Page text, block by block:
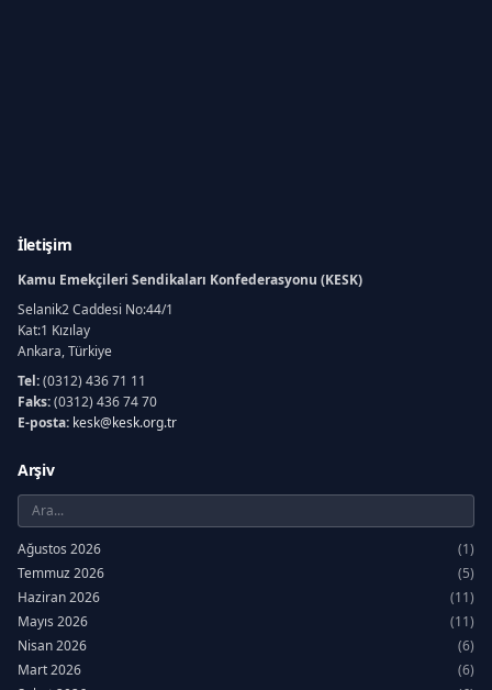
İletişim
Kamu Emekçileri Sendikaları Konfederasyonu (KESK)
Selanik2 Caddesi No:44/1
Kat:1 Kızılay
Ankara, Türkiye
Tel:(0312) 436 71 11
Faks:(0312) 436 74 70
E-posta: kesk@kesk.org.tr
Arşiv
Ağustos 2026
(1)
Temmuz 2026
(5)
Haziran 2026
(11)
Mayıs 2026
(11)
Nisan 2026
(6)
Mart 2026
(6)